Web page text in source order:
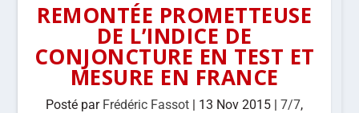
REMONTÉE PROMETTEUSE
DE L’INDICE DE
CONJONCTURE EN TEST ET
MESURE EN FRANCE
Posté par Frédéric Fassot | 13 Nov 2015 |7/7,